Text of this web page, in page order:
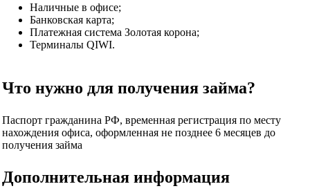
Наличные в офисе;
Банковская карта;
Платежная система Золотая корона;
Терминалы QIWI.
Что нужно для получения займа?
Паспорт гражданина РФ, временная регистрация по месту
нахождения офиса, оформленная не позднее 6 месяцев до
получения займа
Дополнительная информация